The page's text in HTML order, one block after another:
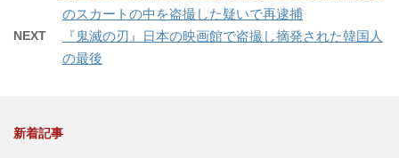
のスカートの中を盗撮した疑いで再逮捕
NEXT
『鬼滅の刃』日本の映画館で盗撮し摘発された韓国人
の最後
新着記事